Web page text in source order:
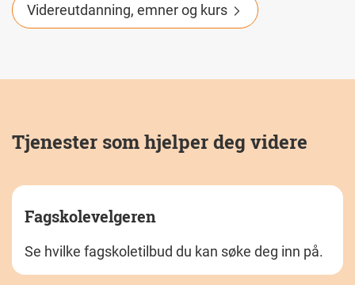
Videreutdanning, emner og kurs
Tjenester som hjelper deg videre
Fagskolevelgeren
Se hvilke fagskoletilbud du kan søke deg inn på.